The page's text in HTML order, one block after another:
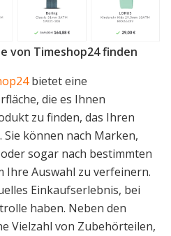
von Timeshop24 finden
bietet eine
die es Ihnen
zu finden, das Ihren
können nach Marken,
sogar nach bestimmten
Ihre Auswahl zu verfeinern.
Einkaufserlebnis, bei
haben. Neben den
Vielzahl von Zubehörteilen,